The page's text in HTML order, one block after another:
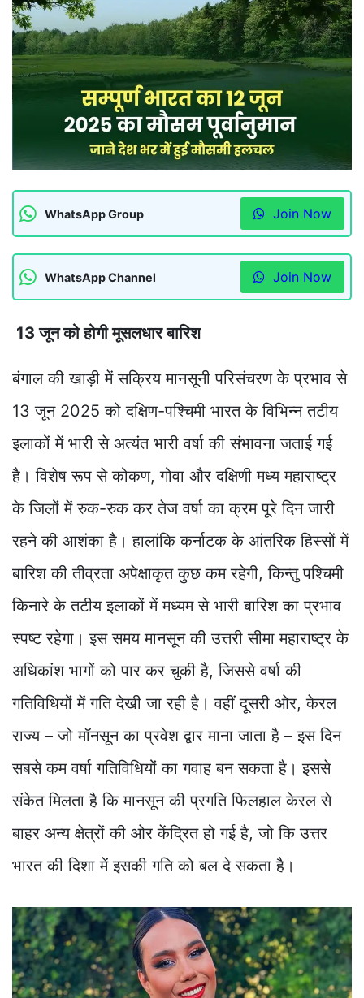
WhatsApp Group Join Now
WhatsApp Channel Join Now
13 जून को होगी मूसलधार बारिश
बंगाल की खाड़ी में सक्रिय मानसूनी परिसंचरण के प्रभाव से
13 जून 2025 को दक्षिण-पश्चिमी भारत के विभिन्न तटीय
इलाकों में भारी से अत्यंत भारी वर्षा की संभावना जताई गई
है। विशेष रूप से कोकण, गोवा और दक्षिणी मध्य महाराष्ट्र
के जिलों में रुक-रुक कर तेज वर्षा का क्रम पूरे दिन जारी
रहने की आशंका है। हालांकि कर्नाटक के आंतरिक हिस्सों में
बारिश की तीव्रता अपेक्षाकृत कुछ कम रहेगी, किन्तु पश्चिमी
किनारे के तटीय इलाकों में मध्यम से भारी बारिश का प्रभाव
स्पष्ट रहेगा। इस समय मानसून की उत्तरी सीमा महाराष्ट्र के
अधिकांश भागों को पार कर चुकी है, जिससे वर्षा की
गतिविधियों में गति देखी जा रही है। वहीं दूसरी ओर, केरल
राज्य – जो मॉनसून का प्रवेश द्वार माना जाता है – इस दिन
सबसे कम वर्षा गतिविधियों का गवाह बन सकता है। इससे
संकेत मिलता है कि मानसून की प्रगति फिलहाल केरल से
बाहर अन्य क्षेत्रों की ओर केंद्रित हो गई है, जो कि उत्तर
भारत की दिशा में इसकी गति को बल दे सकता है।